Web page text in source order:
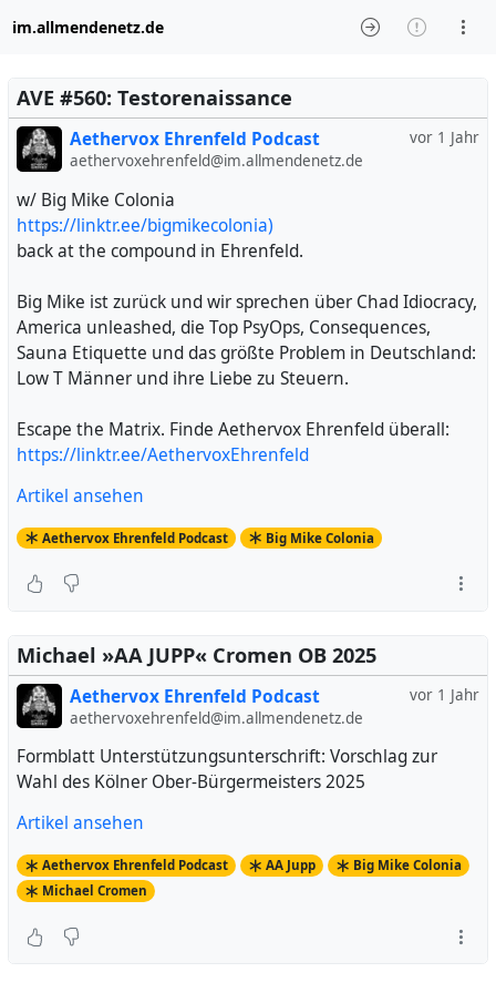
im.allmendenetz.de
AVE #560: Testorenaissance
vor 1 Jahr
Aethervox Ehrenfeld Podcast
aethervoxehrenfeld@im.allmendenetz.de
w/ Big Mike Colonia
https://linktr.ee/bigmikecolonia)
back at the compound in Ehrenfeld.
Big Mike ist zurück und wir sprechen über Chad Idiocracy,
America unleashed, die Top PsyOps, Consequences,
Sauna Etiquette und das größte Problem in Deutschland:
Low T Männer und ihre Liebe zu Steuern.
Escape the Matrix. Finde Aethervox Ehrenfeld überall:
https://linktr.ee/AethervoxEhrenfeld
Artikel ansehen
Aethervox Ehrenfeld Podcast Big Mike Colonia
Michael »AA JUPP« Cromen OB 2025
vor 1 Jahr
Aethervox Ehrenfeld Podcast
aethervoxehrenfeld@im.allmendenetz.de
Formblatt Unterstützungsunterschrift: Vorschlag zur
Wahl des Kölner Ober-Bürgermeisters 2025
Artikel ansehen
Aethervox Ehrenfeld Podcast AA Jupp
Big Mike Colonia
Michael Cromen